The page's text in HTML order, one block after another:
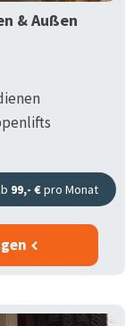
& Außen
99,- €pro Monat